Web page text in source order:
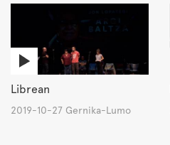
Librean
2019-10-27 Gernika-Lumo